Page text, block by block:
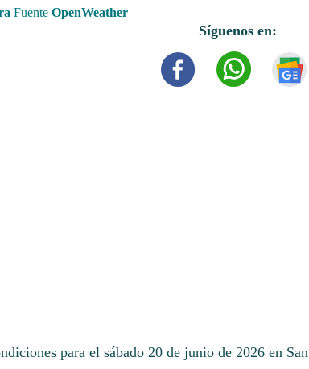
Fuente OpenWeather
Síguenos en:
para el sábado 20 de junio de 2026 en